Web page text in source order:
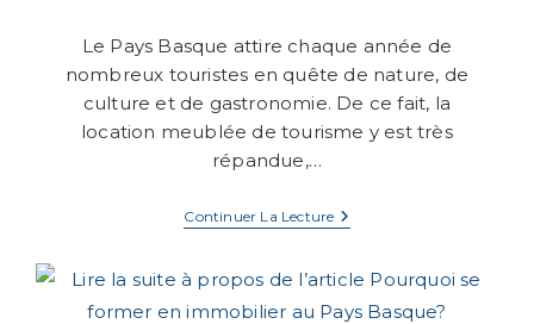
publication :
Le Pays Basque attire chaque année de
nombreux touristes en quête de nature, de
culture et de gastronomie. De ce fait, la
location meublée de tourisme y est très
répandue,…
Continuer La LectureRègles
De
Meublée
De
Tourisme